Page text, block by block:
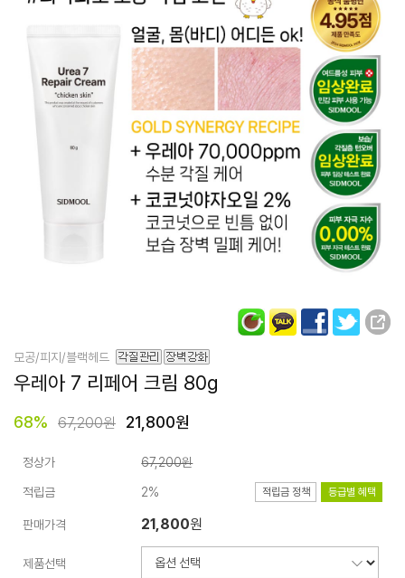
모공/피지/블랙헤드
우레아 7 리페어 크림 80g
68% 67,200원 21,800원
정상가 67,200원
적립금 2% 적립금 정책 등급별 혜택
판매가격 21,800원
제품선택